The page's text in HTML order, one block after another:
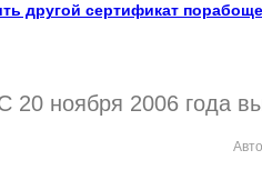
другой сертификат
20 ноября 2006 года